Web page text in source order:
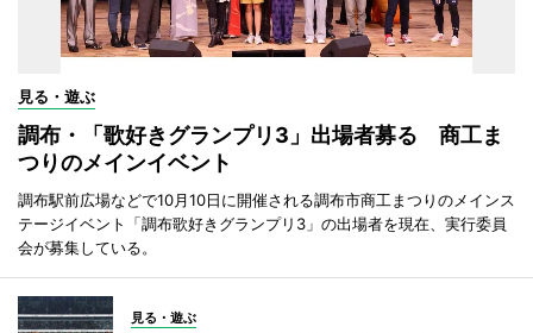
見る・遊ぶ
調布・「歌好きグランプリ3」出場者募る 商工ま
つりのメインイベント
調布駅前広場などで10月10日に開催される調布市商工まつりのメインス
テージイベント「調布歌好きグランプリ3」の出場者を現在、実行委員
会が募集している。
見る・遊ぶ